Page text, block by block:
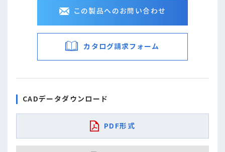
この製品へのお問い合わせ
カタログ請求フォーム
CADデータダウンロード
PDF形式